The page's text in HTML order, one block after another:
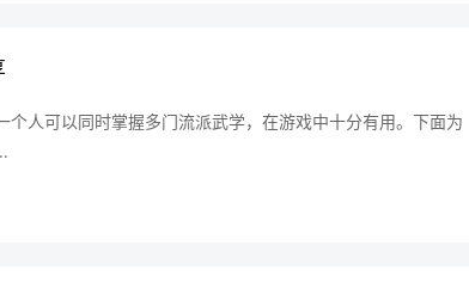
人可以同时掌握多门流派武学，在游戏中十分有用。下面为